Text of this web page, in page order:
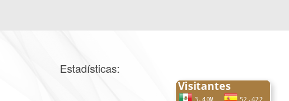
Estadísticas: